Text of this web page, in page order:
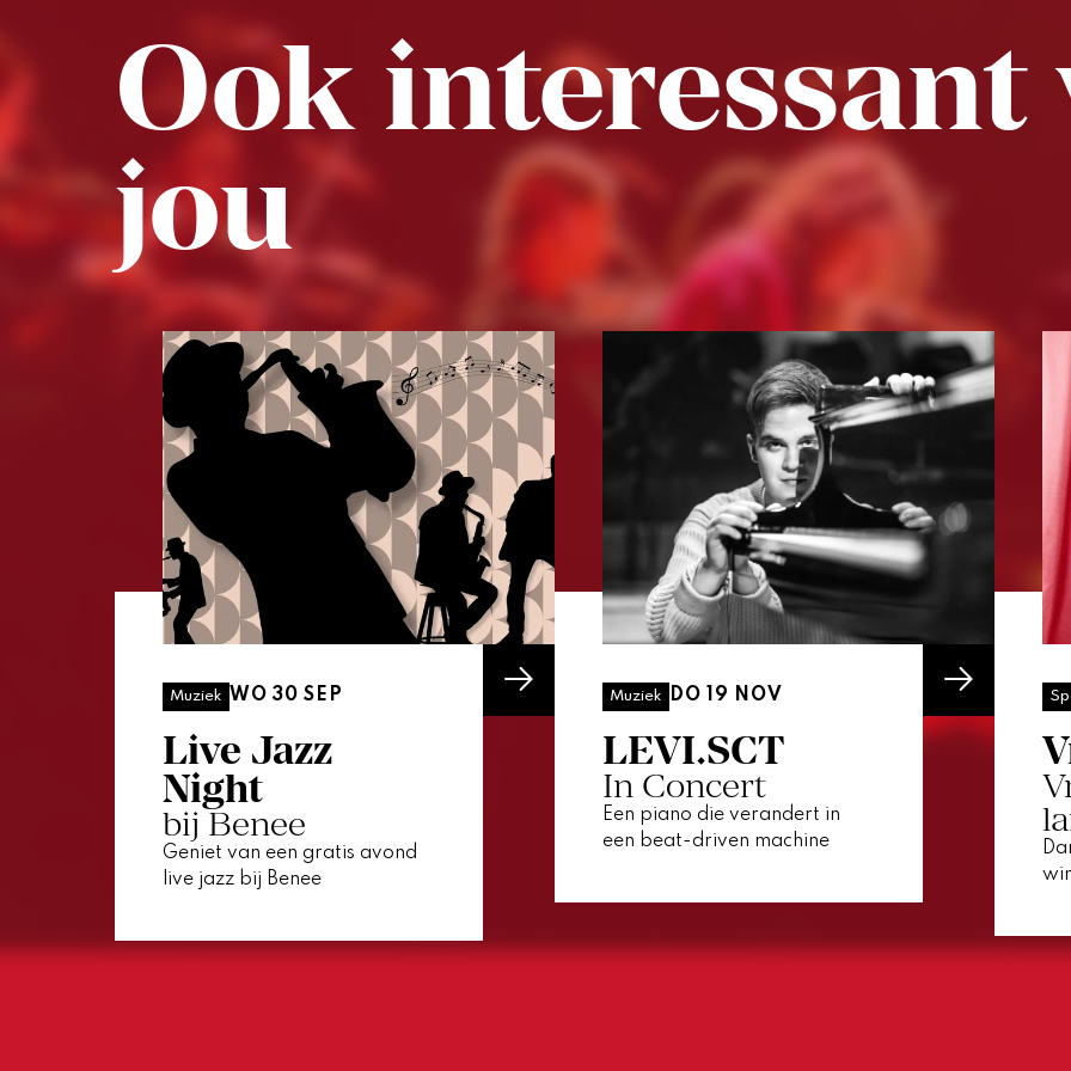
Ook interessant
jou
Muziek WO 30 SEP
Live Jazz
Night
bij Benee
Geniet van een gratis avond
live jazz bij Benee
Muziek DO 19 NOV
LEVI.SCT
In Concert
Een piano die verandert in
een beat-driven machine